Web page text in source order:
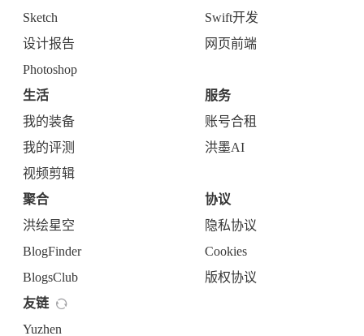
Sketch
设计报告
Photoshop
Swift开发
网页前端
生活
我的装备
我的评测
视频剪辑
服务
账号合租
洪墨AI
聚合
洪绘星空
BlogFinder
BlogsClub
协议
隐私协议
Cookies
版权协议
友链
Yuzhen